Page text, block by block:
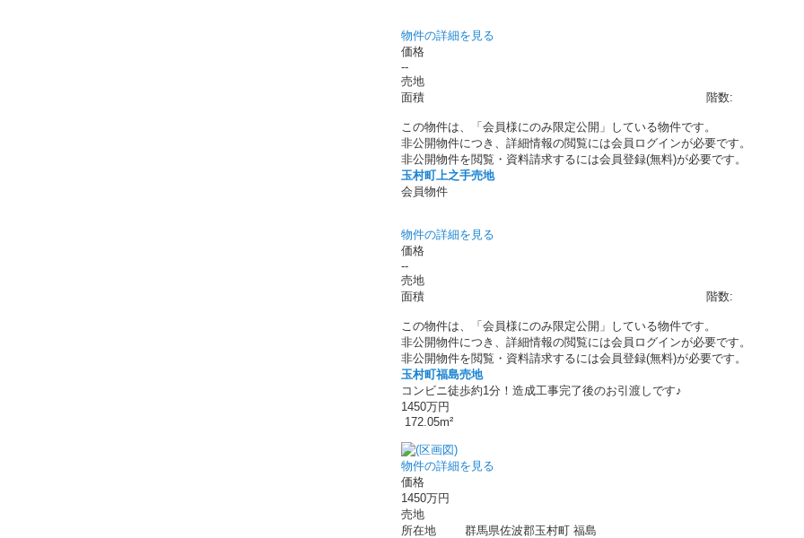
物件の詳細を見る
価格
--
売地
面積
階数:
この物件は、「会員様にのみ限定公開」している物件です。
非公開物件につき、詳細情報の閲覧には会員ログインが必要です。
非公開物件を閲覧・資料請求するには会員登録(無料)が必要です。
玉村町上之手売地
会員物件
物件の詳細を見る
価格
--
売地
面積
階数:
この物件は、「会員様にのみ限定公開」している物件です。
非公開物件につき、詳細情報の閲覧には会員ログインが必要です。
非公開物件を閲覧・資料請求するには会員登録(無料)が必要です。
玉村町福島売地
コンビニ徒歩約1分！造成工事完了後のお引渡しです♪
1450万円
172.05m²
物件の詳細を見る
価格
1450万円
売地
所在地
群馬県佐波郡玉村町 福島